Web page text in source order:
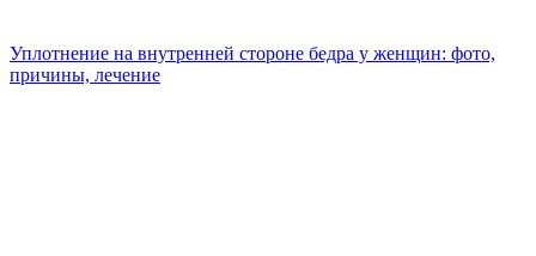
Уплотнение на внутренней стороне бедра у женщин: фото,
причины, лечение